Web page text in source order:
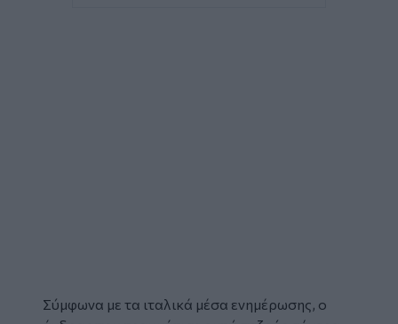
Σύμφωνα με τα ιταλικά μέσα ενημέρωσης, ο